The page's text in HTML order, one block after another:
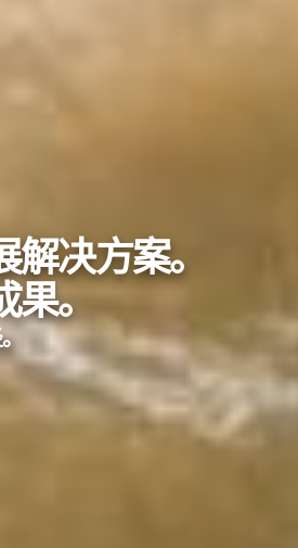
决方案。
。